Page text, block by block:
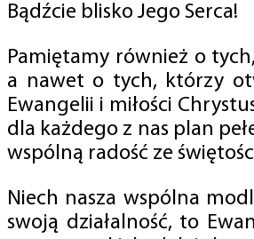
Bądźcie blisko Jego Serca!
Pamiętamy również o
a nawet o tych, którzy
Ewangelii i miłości
dla każdego z nas plan
wspólną radość ze
Niech nasza wspólna
swoją działalność, to